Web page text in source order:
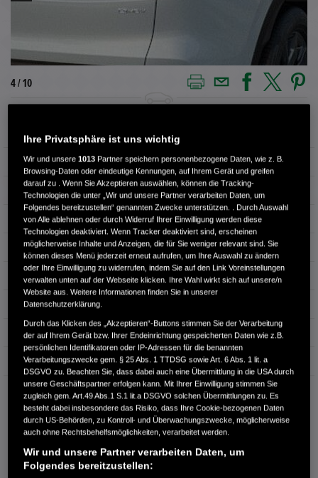
4 / 10
Außenfarbe weiss
Kilometerstand 10.000 km
Kraftstoffart Benzin
Getriebe Automatik
Türen 4
Leistung 135 kW / 184 PS
Hubraum
Erstzulassung 05.2025
Bauart SUV
FISCHER & BÖHM KG
Robert-Blum-Str. 31
51373 Leverkusen
RUFEN SIE UNS AN:
+49212-62058
Ihre Privatsphäre ist uns wichtig
Wir und unsere1013 Partner speichern personenbezogene Daten, wie z. B.
Browsing-Daten oder eindeutige Kennungen, auf Ihrem Gerät und greifen
darauf zu . Wenn Sie Akzeptieren auswählen, können die Tracking-
Technologien die unter „Wir und unsere Partner verarbeiten Daten, um
Folgendes bereitzustellen“ genannten Zwecke unterstützen. . Durch Auswahl
von Alle ablehnen oder durch Widerruf Ihrer Einwilligung werden diese
Technologien deaktiviert. Wenn Tracker deaktiviert sind, erscheinen
möglicherweise Inhalte und Anzeigen, die für Sie weniger relevant sind. Sie
können dieses Menü jederzeit erneut aufrufen, um Ihre Auswahl zu ändern
oder Ihre Einwilligung zu widerrufen, indem Sie auf den Link Voreinstellungen
verwalten unten auf der Webseite klicken. Ihre Wahl wirkt sich auf unsere/n
Website aus. Weitere Informationen finden Sie in unserer
Datenschutzerklärung.
Durch das Klicken des „Akzeptieren“-Buttons stimmen Sie der Verarbeitung
der auf Ihrem Gerät bzw. Ihrer Endeinrichtung gespeicherten Daten wie z.B.
persönlichen Identifikatoren oder IP-Adressen für die benannten
Verarbeitungszwecke gem. § 25 Abs. 1 TTDSG sowie Art. 6 Abs. 1 lit. a
DSGVO zu. Beachten Sie, dass dabei auch eine Übermittlung in die USA durch
unsere Geschäftspartner erfolgen kann. Mit Ihrer Einwilligung stimmen Sie
zugleich gem. Art.49 Abs.1 S.1 lit.a DSGVO solchen Übermittlungen zu. Es
besteht dabei insbesondere das Risiko, dass Ihre Cookie-bezogenen Daten
durch US-Behörden, zu Kontroll- und Überwachungszwecke, möglicherweise
auch ohne Rechtsbehelfsmöglichkeiten, verarbeitet werden.
Wir und unsere Partner verarbeiten Daten, um
Folgendes bereitzustellen: